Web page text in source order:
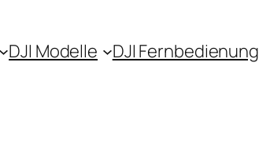
DJI Modelle DJI Fernbedienung